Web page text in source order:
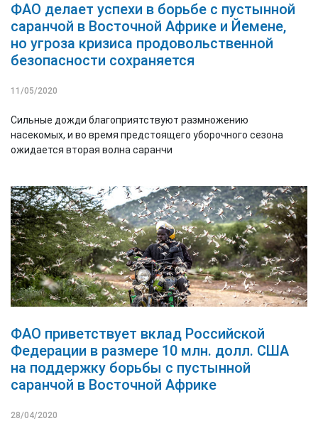
ФАО делает успехи в борьбе с пустынной
саранчой в Восточной Африке и Йемене,
но угроза кризиса продовольственной
безопасности сохраняется
11/05/2020
Сильные дожди благоприятствуют размножению
насекомых, и во время предстоящего уборочного сезона
ожидается вторая волна саранчи
ФАО приветствует вклад Российской
Федерации в размере 10 млн. долл. США
на поддержку борьбы с пустынной
саранчой в Восточной Африке
28/04/2020